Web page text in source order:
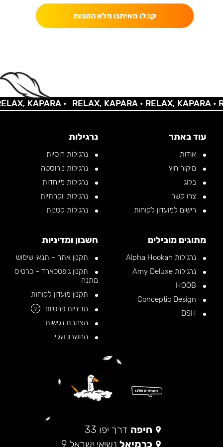
קבלו מאיתנו מלא הטבות
KAPARA • RELAX, KAPARA •RELAX, KAPARA •
עוד באתר
אודות
מיקור חוץ
בלוג
צרו קשר
רישום למועדון לקוחות
נרגילות
נרגילות רוסיות
נרגילות נירוסטה
נרגילות מיוחדות
נרגילות יוקרתיות
נרגילות קטנות
מתוגים מובילים
נרגילות Alpha Hookah
נרגילות Amy Deluxe
חשבון ומדיניות
תקנון אתר – תנאי שימוש
תקנון גיפטכארד – כרטיס
מתנה
תקנון מועדון לקוחות
מדיניות פרטיות
?
הצהרת נגישות
החשבון שלי
חיפה דרך יפו 33
כרמיאל נשיאי ישראל 9